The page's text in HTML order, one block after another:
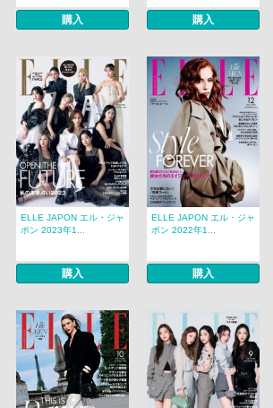
購入 購入
ELLE JAPON エル・ジャ
ポン 2023年1...
購入
ELLE JAPON エル・ジャ
ポン 2022年1...
購入